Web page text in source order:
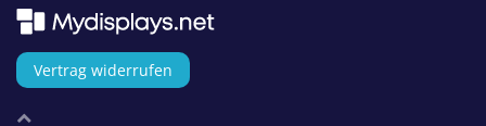
Vertrag widerrufen